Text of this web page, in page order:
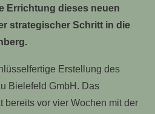
Errichtung dieses neuen
strategischer Schritt in die
Erstellung des
Bielefeld GmbH. Das
bereits vor vier Wochen mit der